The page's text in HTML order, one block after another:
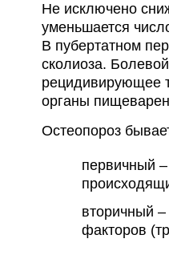
Не исключено
уменьшается
В пубертатном
сколиоза.
рецидивирующее
органы
Остеопороз
первичный
вторичный
факторов